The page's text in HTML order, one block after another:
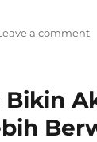
a commenton
Bikin